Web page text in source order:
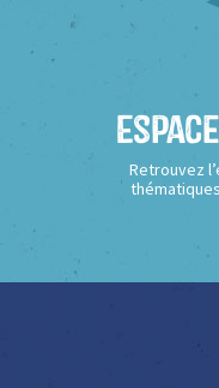
Retrouvez